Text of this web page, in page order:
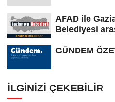
AFAD ile
Belediyesi
GÜNDEM
İLGINIZI ÇEKEBILIR